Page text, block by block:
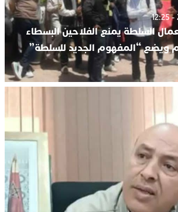
السلطة يمنع الفلاحين البسطاء
ويضع “المفهوم الجديد للسلطة”